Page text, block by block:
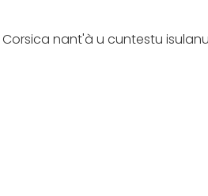
nant'à u cuntestu